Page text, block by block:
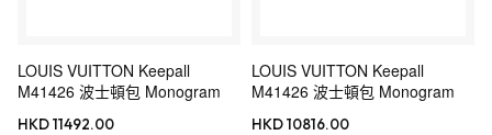
LOUIS VUITTON Keepall
M41426 波士頓包 Monogram
HKD 11492.00
LOUIS VUITTON Keepall
M41426 波士頓包 Monogram
HKD 10816.00